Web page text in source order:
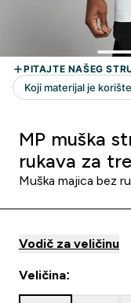
MP muška
rukava za
Muška majica bez
Vodič za veličinu
Veličina: